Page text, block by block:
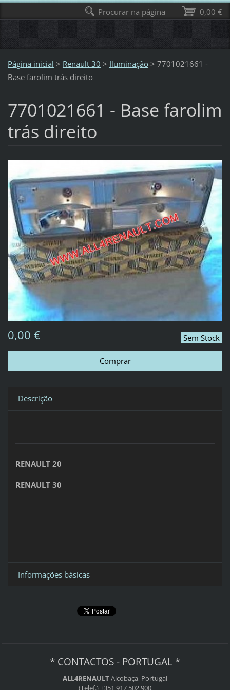
Página inicial > Renault 30 > Iluminação > 7701021661 -
Base farolim trás direito
7701021661 - Base farolim
trás direito
Sem Stock
0,00 €
Descrição
RENAULT 20
RENAULT 30
Informações básicas
* CONTACTOS - PORTUGAL *
ALL4RENAULTAlcobaça, Portugal
(Telef.) +351 917 502 900
0,00 €
Procurar na página